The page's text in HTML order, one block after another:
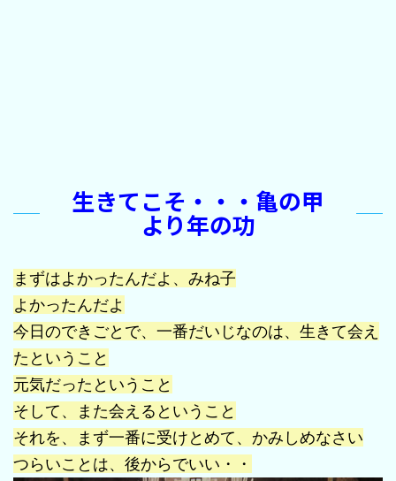
生きてこそ・・・亀の甲
より年の功
まずはよかったんだよ、みね子
よかったんだよ
今日のできごとで、一番だいじなのは、生きて会え
たということ
元気だったということ
そして、また会えるということ
それを、まず一番に受けとめて、かみしめなさい
つらいことは、後からでいい・・